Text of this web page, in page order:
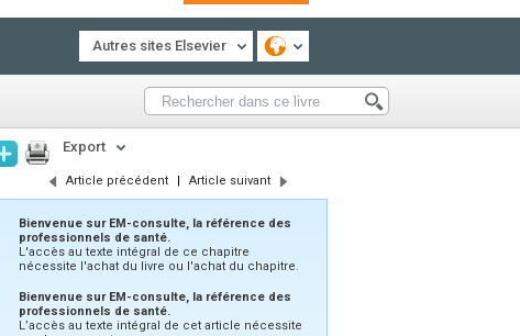
Autres sites Elsevier
Export
Article précédent | Article suivant
Bienvenue sur EM-consulte, la référence des
professionnels de santé.
L'accès au texte intégral de ce chapitre
nécessite l'achat du livre ou l'achat du chapitre.
Bienvenue sur EM-consulte, la référence des
professionnels de santé.
L’accès au texte intégral de cet article nécessite